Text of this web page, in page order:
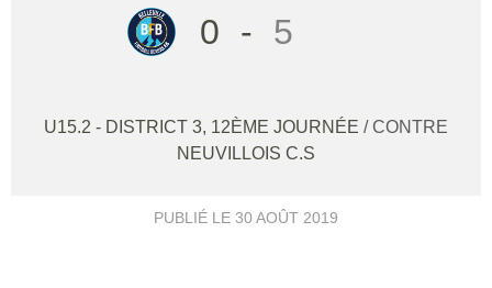
0 - 5
U15.2 - DISTRICT 3, 12ÈME JOURNÉE / CONTRE
NEUVILLOIS C.S
PUBLIÉ LE 30 AOÛT 2019